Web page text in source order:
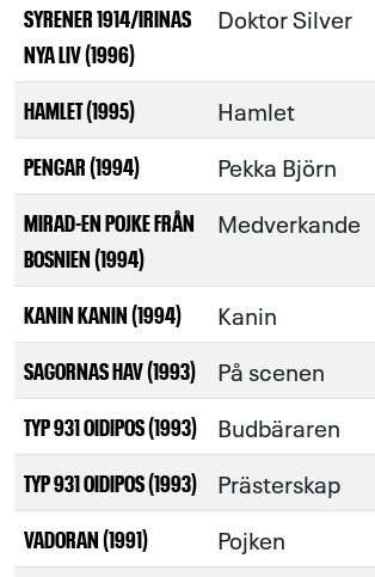
SYRENER 1914/IRINAS
NYA LIV (1996)
Doktor Silver
HAMLET (1995) Hamlet
PENGAR (1994) Pekka Björn
MIRAD-EN POJKE FRÅN
BOSNIEN (1994)
Medverkande
KANIN KANIN (1994) Kanin
SAGORNAS HAV (1993) På scenen
TYP 931 OIDIPOS (1993) Budbäraren
TYP 931 OIDIPOS (1993) Prästerskap
VADORAN (1991) Pojken